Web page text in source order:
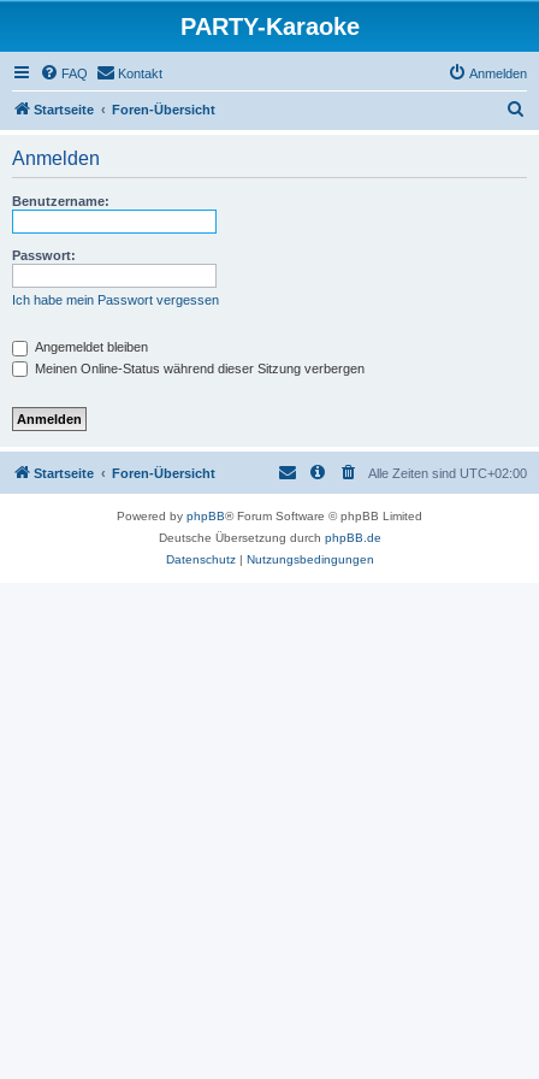
PARTY-Karaoke
FAQ Kontakt Anmelden
Startseite Foren-Übersicht
Anmelden
Benutzername:
Passwort:
Ich habe mein Passwort vergessen
Angemeldet bleiben
Meinen Online-Status während dieser Sitzung verbergen
Startseite Foren-Übersicht Alle Zeiten sind UTC+02:00
Powered by phpBB® Forum Software © phpBB Limited
Deutsche Übersetzung durch phpBB.de
Datenschutz| Nutzungsbedingungen